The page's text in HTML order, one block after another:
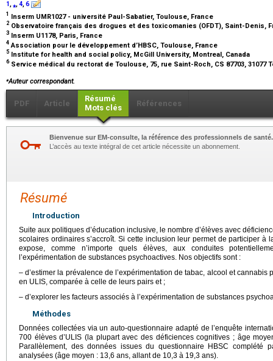
1 ⁎ 4 6
1 Inserm UMR1027 - université Paul-Sabatier, Toulouse, France
2 Observatoire français des drogues et des toxicomanies (OFDT), Saint-Denis,
3 Inserm U1178, Paris, France
4 Association pour le développement d’HBSC, Toulouse, France
5 Institute for health and social policy, McGill University, Montreal, Canada
6Service médical du rectorat de Toulouse, 75, rue Saint-Roch, CS 87703, 31077
⁎Auteur correspondant.
PDF Article
Résumé
Mots clés
Références
Bienvenue sur EM-consulte, la référence des professionnels de santé.
L’accès au texte intégral de cet article nécessite un abonnement.
Résumé
Introduction
Suite aux politiques d’éducation inclusive, le nombre d’élèves avec
scolaires ordinaires s’accroît. Si cette inclusion leur permet de participer à
expose, comme n’importe quels élèves, aux conduites
l’expérimentation de substances psychoactives. Nos objectifs sont :
– d’estimer la prévalence de l’expérimentation de tabac, alcool et
en ULIS, comparée à celle de leurs pairs et ;
– d’explorer les facteurs associés à l’expérimentation de substances
Méthodes
Données collectées via un auto-questionnaire adapté de l’enquête
700 élèves d’ULIS (la plupart avec des déficiences cognitives ; âge
Parallèlement, des données issues du questionnaire HBSC complété
analysées (âge moyen : 13,6 ans, allant de 10,3 à 19,3 ans).